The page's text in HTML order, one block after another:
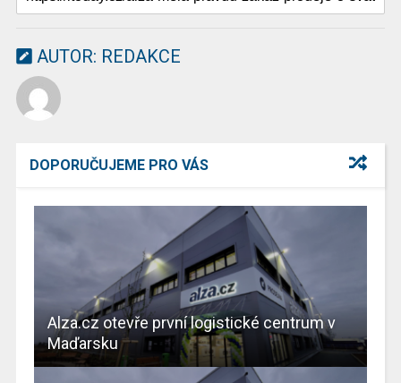
AUTOR: REDAKCE
DOPORUČUJEME PRO VÁS
Alza.cz otevře první logistické centrum v
Maďarsku